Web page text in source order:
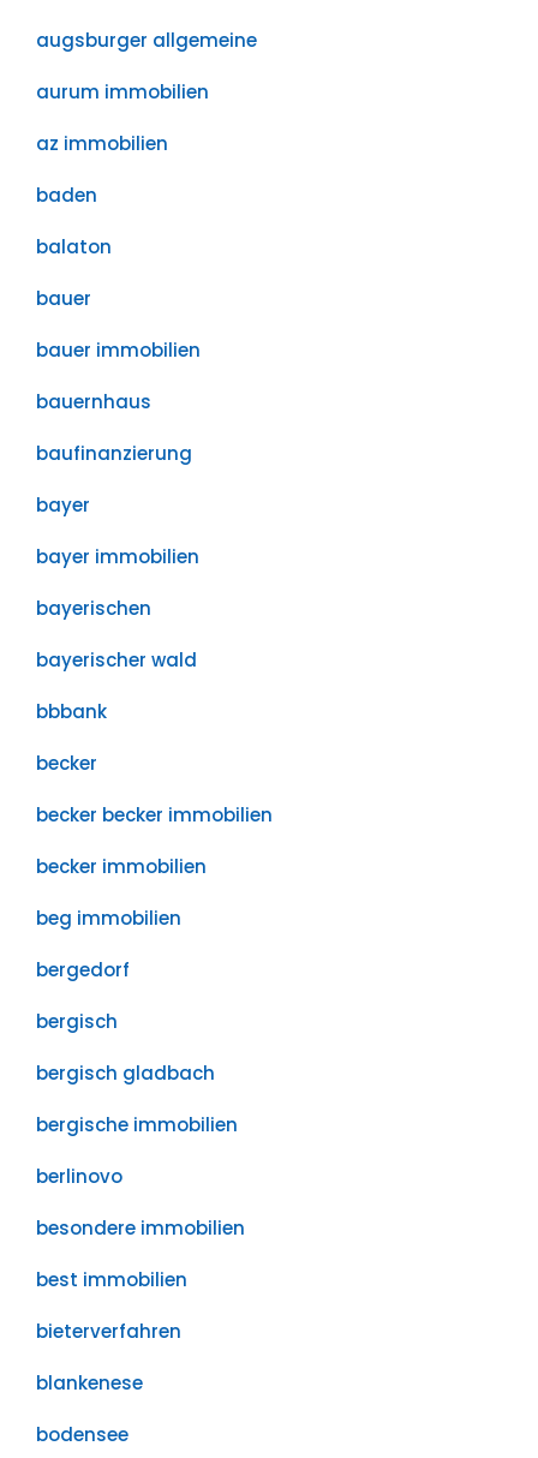
augsburger allgemeine
aurum immobilien
az immobilien
baden
balaton
bauer
bauer immobilien
bauernhaus
baufinanzierung
bayer
bayer immobilien
bayerischen
bayerischer wald
bbbank
becker
becker becker immobilien
becker immobilien
beg immobilien
bergedorf
bergisch
bergisch gladbach
bergische immobilien
berlinovo
besondere immobilien
best immobilien
bieterverfahren
blankenese
bodensee